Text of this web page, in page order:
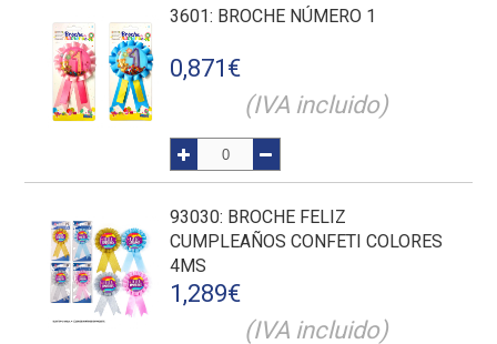
3601: BROCHE NÚMERO 1
0,871 €
(IVA incluido)
93030: BROCHE FELIZ
CUMPLEAÑOS CONFETI COLORES
4MS
1,289€
(IVA incluido)